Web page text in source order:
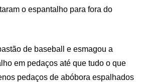
o espantalho para fora do
de baseball e esmagou a
em pedaços até que tudo o que
pedaços de abóbora espalhados